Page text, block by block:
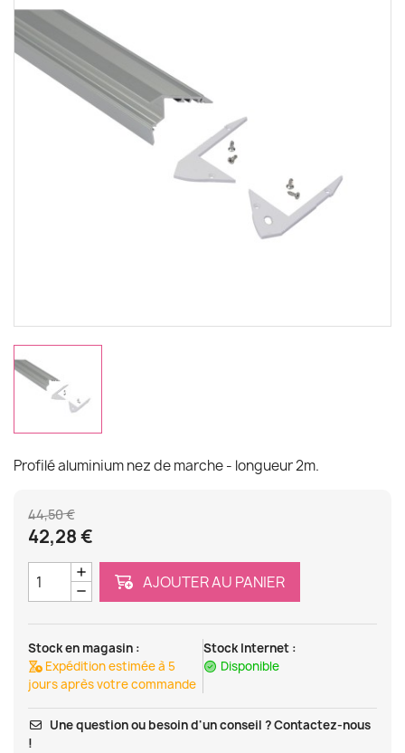
Profilé aluminium nez de marche - longueur 2m.
44,50 €
42,28 €
AJOUTER AU PANIER
Stock en magasin :
Expédition estimée à 5
jours après votre commande
Stock Internet :
Disponible
Une question ou besoin d'un conseil ? Contactez-nous
!